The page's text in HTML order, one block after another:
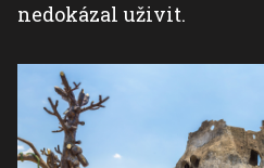
nedokázal uživit.